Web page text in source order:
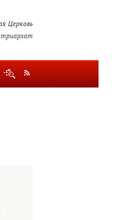
Церковь